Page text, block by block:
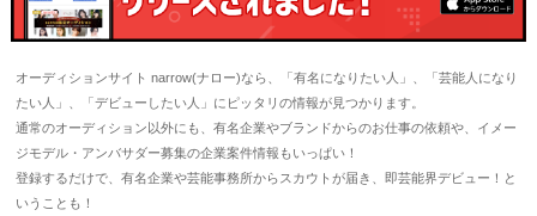
オーディションサイト narrow(ナロー)なら、「有名になりたい人」、「芸能人になり
たい人」、「デビューしたい人」にピッタリの情報が見つかります。
通常のオーディション以外にも、有名企業やブランドからのお仕事の依頼や、イメー
ジモデル・アンバサダー募集の企業案件情報もいっぱい！
登録するだけで、有名企業や芸能事務所からスカウトが届き、即芸能界デビュー！と
いうことも！